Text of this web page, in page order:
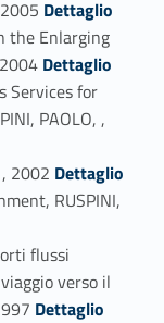
Dettaglio
the Enlarging
Link identifier #identifier_person_85586-18
Dettaglio
Services for
PAOLO, ,
2002 Link identifier #identifier_person_7439-20
Dettaglio
RUSPINI,
flussi
verso il
Link identifier #identifier_person_145518-22
Dettaglio